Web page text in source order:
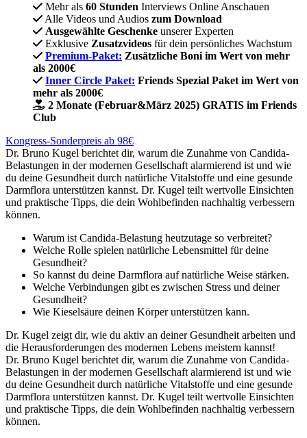
Mehr als 60 Stunden Interviews Online Anschauen
Alle Videos und Audios zum Download
Ausgewählte Geschenke unserer Experten
Exklusive Zusatzvideos für dein persönliches Wachstum
Premium-Paket: Zusätzliche Boni im Wert von mehr
als 2000€
Inner Circle Paket: Friends Spezial Paket im Wert von
mehr als 2000€
2 Monate (Februar&März 2025) GRATIS im Friends
Club
Kongress-Sonderpreis ab 98€
Dr. Bruno Kugel berichtet dir, warum die Zunahme von Candida-
Belastungen in der modernen Gesellschaft alarmierend ist und wie
du deine Gesundheit durch natürliche Vitalstoffe und eine gesunde
Darmflora unterstützen kannst. Dr. Kugel teilt wertvolle Einsichten
und praktische Tipps, die dein Wohlbefinden nachhaltig verbessern
können.
Warum ist Candida-Belastung heutzutage so verbreitet?
Welche Rolle spielen natürliche Lebensmittel für deine
Gesundheit?
So kannst du deine Darmflora auf natürliche Weise stärken.
Welche Verbindungen gibt es zwischen Stress und deiner
Gesundheit?
Wie Kieselsäure deinen Körper unterstützen kann.
Dr. Kugel zeigt dir, wie du aktiv an deiner Gesundheit arbeiten und
die Herausforderungen des modernen Lebens meistern kannst!
Dr. Bruno Kugel berichtet dir, warum die Zunahme von Candida-
Belastungen in der modernen Gesellschaft alarmierend ist und wie
du deine Gesundheit durch natürliche Vitalstoffe und eine gesunde
Darmflora unterstützen kannst. Dr. Kugel teilt wertvolle Einsichten
und praktische Tipps, die dein Wohlbefinden nachhaltig verbessern
können.